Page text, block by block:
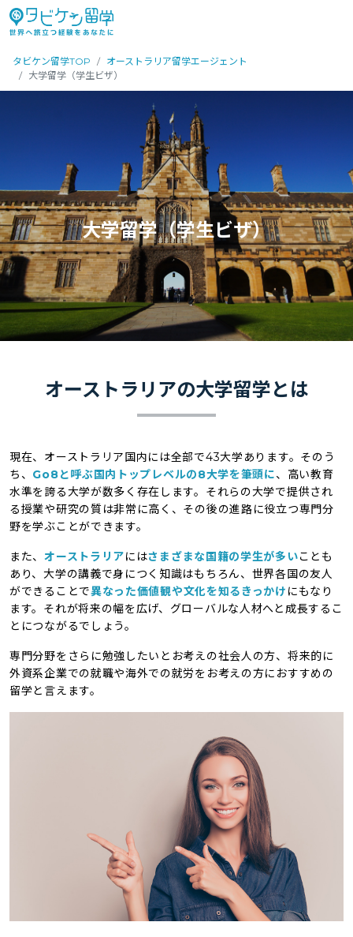
タビケン留学TOP
オーストラリア留学エージェント
大学留学（学生ビザ）
大学留学（学生ビザ）
オーストラリアの大学留学とは
現在、オーストラリア国内には全部で43大学あります。そのう
ち、 Go8と呼ぶ国内トップレベルの8大学を筆頭に、高い教育
水準を誇る大学が数多く存在します。それらの大学で提供され
る授業や研究の質は非常に高く、その後の進路に役立つ専門分
野を学ぶことができます。
また、オーストラリアにはさまざまな国籍の学生が多いことも
あり、大学の講義で身につく知識はもちろん、世界各国の友人
ができることで異なった価値観や文化を知るきっかけ にもなり
ます。それが将来の幅を広げ、グローバルな人材へと成長するこ
とにつながるでしょう。
専門分野をさらに勉強したいとお考えの社会人の方、将来的に
外資系企業での就職や海外での就労をお考えの方におすすめの
留学と言えます。